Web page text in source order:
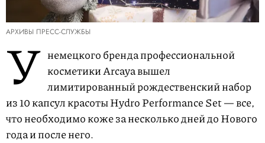
АРХИВЫ ПРЕСС-СЛУЖБЫ
У немецкого бренда профессиональной
косметики Arcaya вышел
лимитированный рождественский набор
из 10 капсул красоты Hydro Performance Set — все,
что необходимо коже за несколько дней до Нового
года и после него.